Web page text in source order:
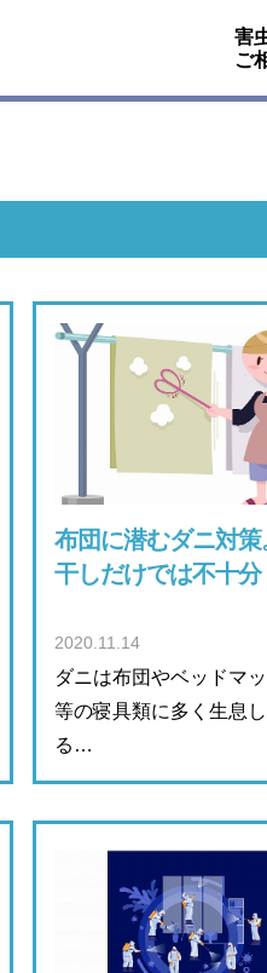
害
ご
布団に潜むダニ対策
干しだけでは不十分
2020.11.14
ダニは布団やベッドマ
等の寝具類に多く生息
る…